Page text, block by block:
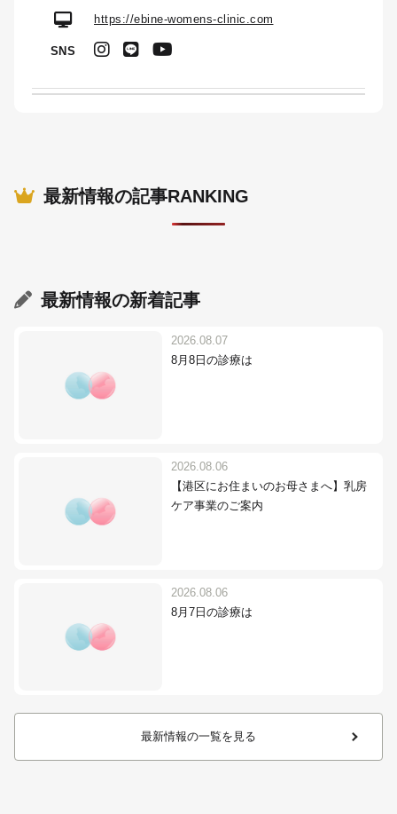
https://ebine-womens-clinic.com
SNS
最新情報の記事RANKING
最新情報の新着記事
2026.08.07
8月8日の診療は
2026.08.06
【港区にお住まいのお母さまへ】乳房
ケア事業のご案内
2026.08.06
8月7日の診療は
最新情報の一覧を見る